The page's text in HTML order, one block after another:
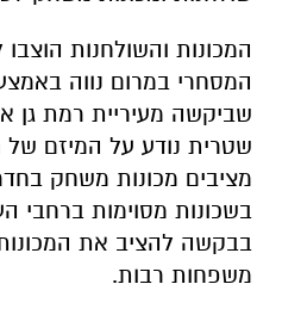
המכונות והשולחנות
המסחרי במרום נווה
שביקשה מעיריית רמת גן
שטרית נודע על המיזם
מציבים מכונות משחק
בשכונות מסוימות ברחבי
בבקשה להציב את
משפחות רבות.